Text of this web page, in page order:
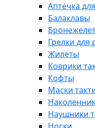
Аптечка
Балаклавы
Грелки для
Жилеты
Коврики
Кофты
Маски
Наушники